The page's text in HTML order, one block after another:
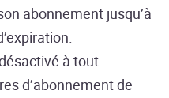
abonnement jusqu’à
à tout
d’abonnement de